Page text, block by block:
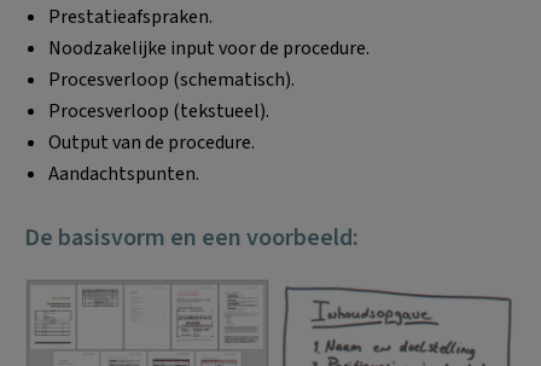
Prestatieafspraken.
Noodzakelijke input voor de procedure.
Procesverloop (schematisch).
Procesverloop (tekstueel).
Output van de procedure.
Aandachtspunten.
De basisvorm en een voorbeeld: